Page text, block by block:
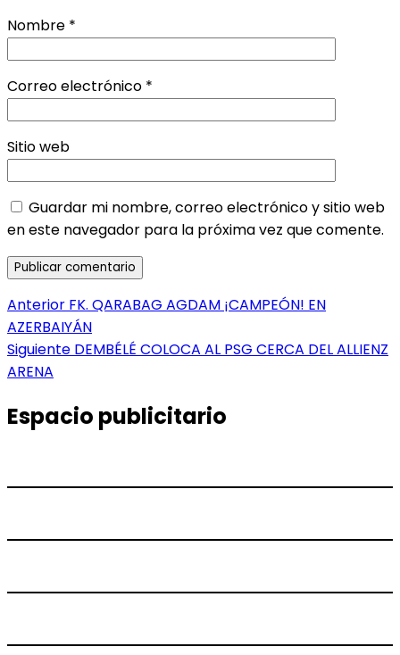
Nombre *
Correo electrónico *
Sitio web
Guardar mi nombre, correo electrónico y sitio web
en este navegador para la próxima vez que comente.
Navegación
de
entradas
Anterior Entrada
anterior:
FK. QARABAG AGDAM ¡CAMPEÓN! EN
AZERBAIYÁN
Siguiente Entrada
DEMBÉLÉ COLOCA AL PSG CERCA DEL ALLIENZ
ARENA
Espacio publicitario